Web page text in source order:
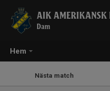
Hem
AIK AMERIKANSK
Dam
Nästa match